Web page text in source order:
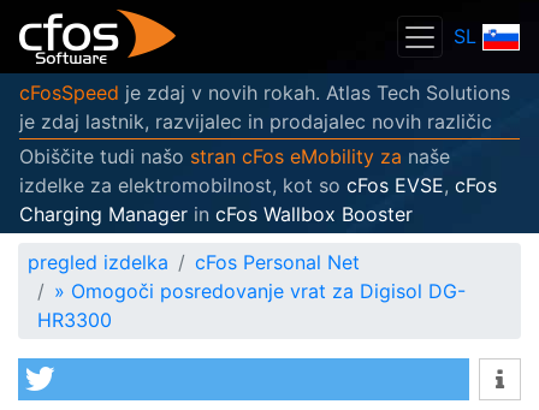
SL
cFosSpeed je zdaj v novih rokah. Atlas Tech Solutions
je zdaj lastnik, razvijalec in prodajalec novih različic
Obiščite tudi našo stran cFos eMobility za naše
izdelke za elektromobilnost, kot so cFos EVSE, cFos
Charging Manager in cFos Wallbox Booster
pregled izdelka
cFos Personal Net
» Omogoči posredovanje vrat za Digisol DG-
HR3300